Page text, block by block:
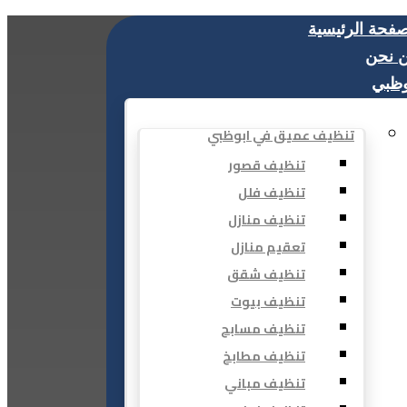
الرئيسية
نحن
تنظيف عميق في ابوظبي
تنظيف قصور
تنظيف فلل
تنظيف منازل
تعقيم منازل
تنظيف شقق
تنظيف بيوت
تنظيف مسابح
تنظيف مطابخ
تنظيف مباني